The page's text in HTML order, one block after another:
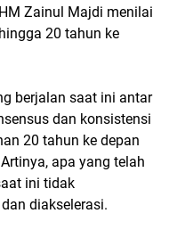
Zainul Majdi menilai
20 tahun ke
berjalan saat ini antar
dan konsistensi
20 tahun ke depan
apa yang telah
ini tidak
diakselerasi.